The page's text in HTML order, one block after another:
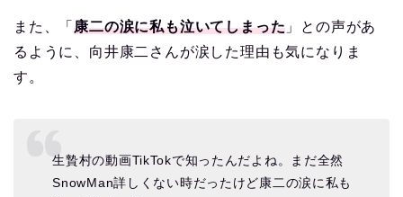
また、「康二の涙に私も泣いてしまった 」との声があ
るように、向井康二さんが涙した理由も気になりま
す。
生贄村の動画TikTokで知ったんだよね。まだ全然
SnowMan詳しくない時だったけど康二の涙に私も